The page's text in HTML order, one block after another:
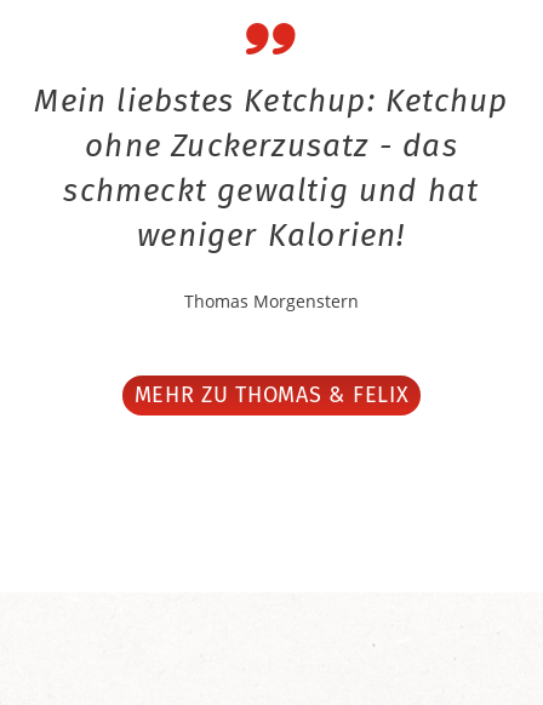
Mein liebstes Ketchup: Ketchup
ohne Zuckerzusatz - das
schmeckt gewaltig und hat
weniger Kalorien!
Thomas Morgenstern
MEHR ZU THOMAS & FELIX